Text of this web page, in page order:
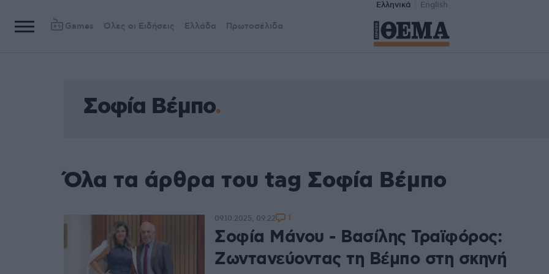
Ελληνικά English
Games Όλες οι Ειδήσεις Ελλάδα Πρωτοσέλιδα
Σοφία Βέμπο
Όλα τα άρθρα του tag Σοφία Βέμπο
Σοφία Μάνου - Βασίλης Τραϊφόρος:
Ζωντανεύοντας τη Βέμπο στη σκηνή
09.10.2025, 09:22 1